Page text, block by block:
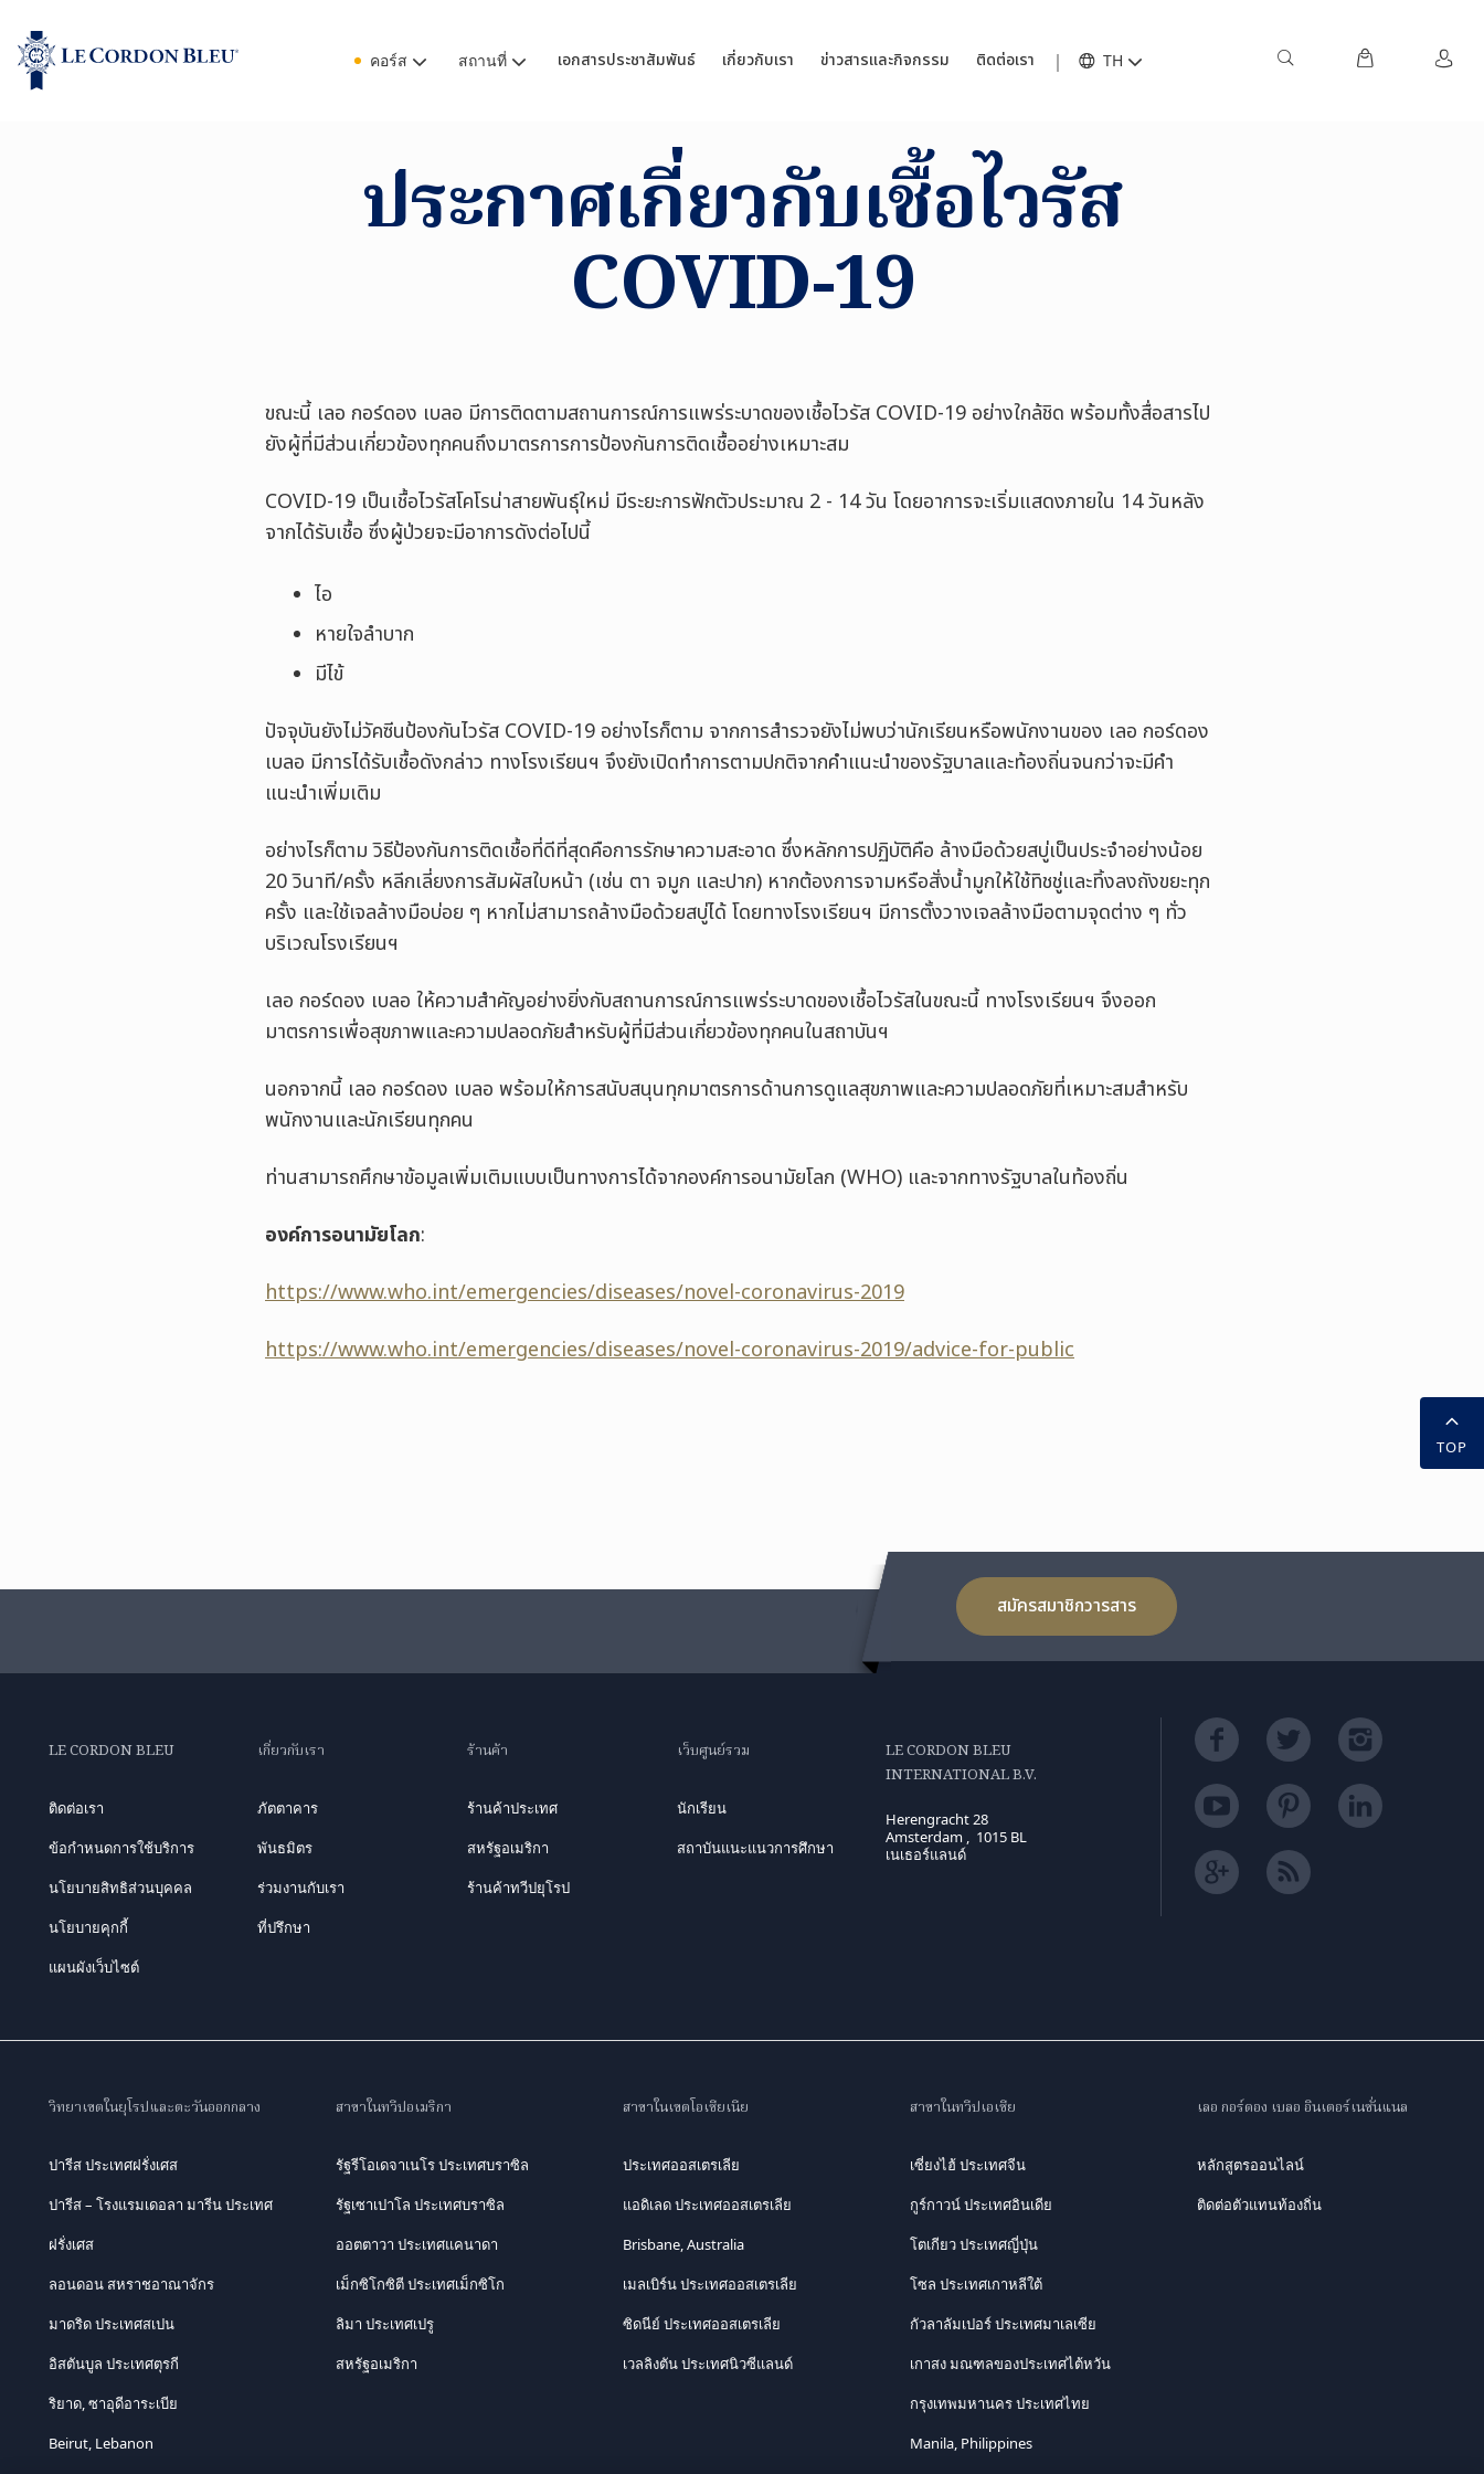
คอร์ส สถานที่ เอกสารประชาสัมพันธ์ เกี่ยวกับเรา ข่าวสารและกิจกรรม ติดต่อเรา TH
ประกาศเกี่ยวกับเชื้อไวรัส
COVID-19
ขณะนี้ เลอ กอร์ดอง เบลอ มีการติดตามสถานการณ์การแพร่ระบาดของเชื้อไวรัส COVID-19 อย่างใกล้ชิด พร้อมทั้งสื่อสารไป
ยังผู้ที่มีส่วนเกี่ยวข้องทุกคนถึงมาตรการการป้องกันการติดเชื้ออย่างเหมาะสม
COVID-19 เป็นเชื้อไวรัสโคโรน่าสายพันธุ์ใหม่ มีระยะการฟักตัวประมาณ 2 - 14 วัน โดยอาการจะเริ่มแสดงภายใน 14 วันหลัง
จากได้รับเชื้อ ซึ่งผู้ป่วยจะมีอาการดังต่อไปนี้
ไอ
หายใจลำบาก
มีไข้
ปัจจุบันยังไม่วัคซีนป้องกันไวรัส COVID-19 อย่างไรก็ตาม จากการสำรวจยังไม่พบว่านักเรียนหรือพนักงานของ เลอ กอร์ดอง
เบลอ มีการได้รับเชื้อดังกล่าว ทางโรงเรียนฯ จึงยังเปิดทำการตามปกติจากคำแนะนำของรัฐบาลและท้องถิ่นจนกว่าจะมีคำ
แนะนำเพิ่มเติม
อย่างไรก็ตาม วิธีป้องกันการติดเชื้อที่ดีที่สุดคือการรักษาความสะอาด ซึ่งหลักการปฏิบัติคือ ล้างมือด้วยสบู่เป็นประจำอย่างน้อย
20 วินาที/ครั้ง หลีกเลี่ยงการสัมผัสใบหน้า (เช่น ตา จมูก และปาก) หากต้องการจามหรือสั่งน้ำมูกให้ใช้ทิชชู่และทิ้งลงถังขยะทุก
ครั้ง และใช้เจลล้างมือบ่อย ๆ หากไม่สามารถล้างมือด้วยสบู่ได้ โดยทางโรงเรียนฯ มีการตั้งวางเจลล้างมือตามจุดต่าง ๆ ทั่ว
บริเวณโรงเรียนฯ
เลอ กอร์ดอง เบลอ ให้ความสำคัญอย่างยิ่งกับสถานการณ์การแพร่ระบาดของเชื้อไวรัสในขณะนี้ ทางโรงเรียนฯ จึงออก
มาตรการเพื่อสุขภาพและความปลอดภัยสำหรับผู้ที่มีส่วนเกี่ยวข้องทุกคนในสถาบันฯ
นอกจากนี้ เลอ กอร์ดอง เบลอ พร้อมให้การสนับสนุนทุกมาตรการด้านการดูแลสุขภาพและความปลอดภัยที่เหมาะสมสำหรับ
พนักงานและนักเรียนทุกคน
ท่านสามารถศึกษาข้อมูลเพิ่มเติมแบบเป็นทางการได้จากองค์การอนามัยโลก (WHO) และจากทางรัฐบาลในท้องถิ่น
องค์การอนามัยโลก:
https://www.who.int/emergencies/diseases/novel-coronavirus-2019
https://www.who.int/emergencies/diseases/novel-coronavirus-2019/advice-for-public
สมัครสมาชิกวารสาร
TOP
LE CORDON BLEU
ติดต่อเรา
ข้อกำหนดการใช้บริการ
นโยบายสิทธิส่วนบุคคล
นโยบายคุกกี้
แผนผังเว็บไซต์
เกี่ยวกับเรา
ภัตตาคาร
พันธมิตร
ร่วมงานกับเรา
ที่ปรึกษา
ร้านค้า
ร้านค้าประเทศ
สหรัฐอเมริกา
ร้านค้าทวีปยุโรป
เว็บศูนย์รวม
นักเรียน
สถาบันแนะแนวการศึกษา
LE CORDON BLEU
INTERNATIONAL B.V.
Herengracht 28
Amsterdam , 1015 BL
เนเธอร์แลนด์
วิทยาเขตในยุโรปและตะวันออกกลาง
ปารีส ประเทศฝรั่งเศส
ปารีส – โรงแรมเดอลา มารีน ประเทศ
ฝรั่งเศส
ลอนดอน สหราชอาณาจักร
มาดริด ประเทศสเปน
อิสตันบูล ประเทศตุรกี
ริยาด, ซาอุดีอาระเบีย
Beirut, Lebanon
สาขาในทวีปอเมริกา
รัฐรีโอเดจาเนโร ประเทศบราซิล
รัฐเซาเปาโล ประเทศบราซิล
ออตตาวา ประเทศแคนาดา
เม็กซิโกซิตี ประเทศเม็กซิโก
ลิมา ประเทศเปรู
สหรัฐอเมริกา
สาขาในเขตโอเชียเนีย
ประเทศออสเตรเลีย
แอดิเลด ประเทศออสเตรเลีย
Brisbane, Australia
เมลเบิร์น ประเทศออสเตรเลีย
ซิดนีย์ ประเทศออสเตรเลีย
เวลลิงตัน ประเทศนิวซีแลนด์
สาขาในทวีปเอเชีย
เซี่ยงไฮ้ ประเทศจีน
กูร์กาวน์ ประเทศอินเดีย
โตเกียว ประเทศญี่ปุ่น
โซล ประเทศเกาหลีใต้
กัวลาลัมเปอร์ ประเทศมาเลเซีย
เกาสง มณฑลของประเทศไต้หวัน
กรุงเทพมหานคร ประเทศไทย
Manila, Philippines
เลอ กอร์ดอง เบลอ อินเตอร์เนชั่นแนล
หลักสูตรออนไลน์
ติดต่อตัวแทนท้องถิ่น